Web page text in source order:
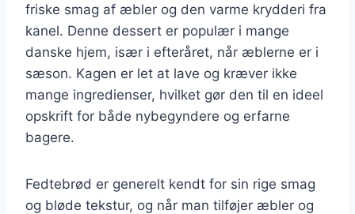
friske smag af æbler og den varme krydderi fra
kanel. Denne dessert er populær i mange
danske hjem, især i efteråret, når æblerne er i
sæson. Kagen er let at lave og kræver ikke
mange ingredienser, hvilket gør den til en ideel
opskrift for både nybegyndere og erfarne
bagere.
Fedtebrød er generelt kendt for sin rige smag
og bløde tekstur, og når man tilføjer æbler og